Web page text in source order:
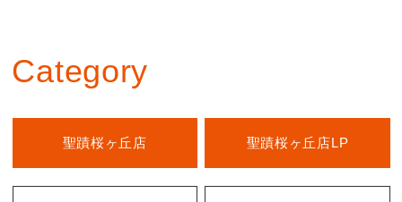
Category
聖蹟桜ヶ丘店 聖蹟桜ヶ丘店LP